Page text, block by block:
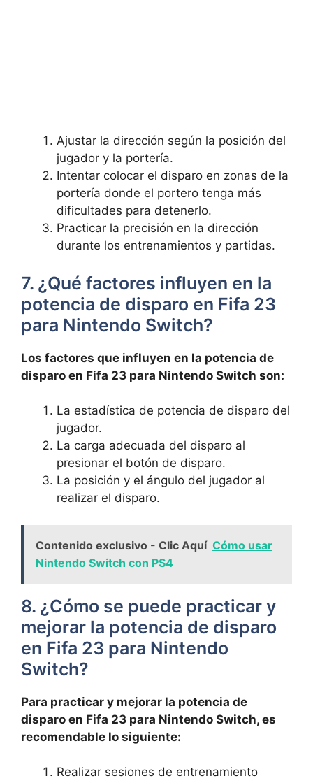
Ajustar la dirección según la posición del
jugador y la portería.
Intentar colocar el disparo en zonas de la
portería donde el portero tenga más
dificultades para detenerlo.
Practicar la precisión en la dirección
durante los entrenamientos y partidas.
7. ¿Qué factores influyen en la
potencia de disparo en Fifa 23
para Nintendo Switch?
Los factores que influyen en la potencia de
disparo en Fifa 23 para Nintendo Switch son:
La estadística de potencia de disparo del
jugador.
La carga adecuada del disparo al
presionar el botón de disparo.
La posición y el ángulo del jugador al
realizar el disparo.
Contenido exclusivo - Clic Aquí Cómo usar
Nintendo Switch con PS4
8. ¿Cómo se puede practicar y
mejorar la potencia de disparo
en Fifa 23 para Nintendo
Switch?
Para practicar y mejorar la potencia de
disparo en Fifa 23 para Nintendo Switch, es
recomendable lo siguiente:
Realizar sesiones de entrenamiento